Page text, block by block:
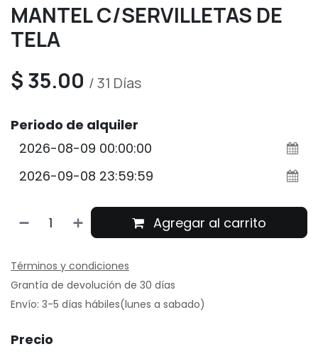
MANTEL C/SERVILLETAS DE
TELA
$ 35.00 /31 Días
Periodo de alquiler
Agregar al carrito
Términos y condiciones
Grantía de devolución de 30 días
Envío: 3-5 días hábiles(lunes a sabado)
Precio